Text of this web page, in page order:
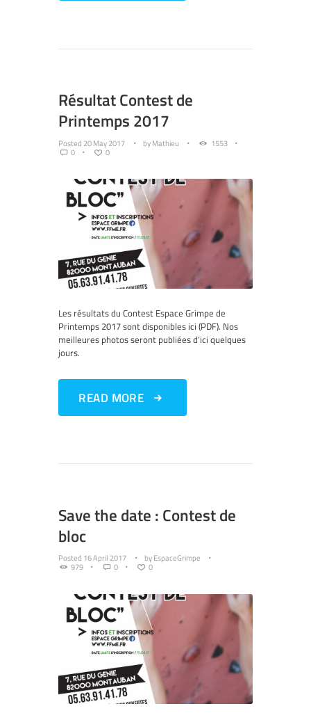
Résultat Contest de
Printemps 2017
Posted 20 May 2017 byMathieu
1553
0
0
Les résultats du Contest Espace Grimpe de
Printemps 2017 sont disponibles ici (PDF). Nos
meilleures photos seront publiées d’ici quelques
jours.
READ MORE
Save the date : Contest de
bloc
Posted 16 April 2017 byEspaceGrimpe
979
0 0